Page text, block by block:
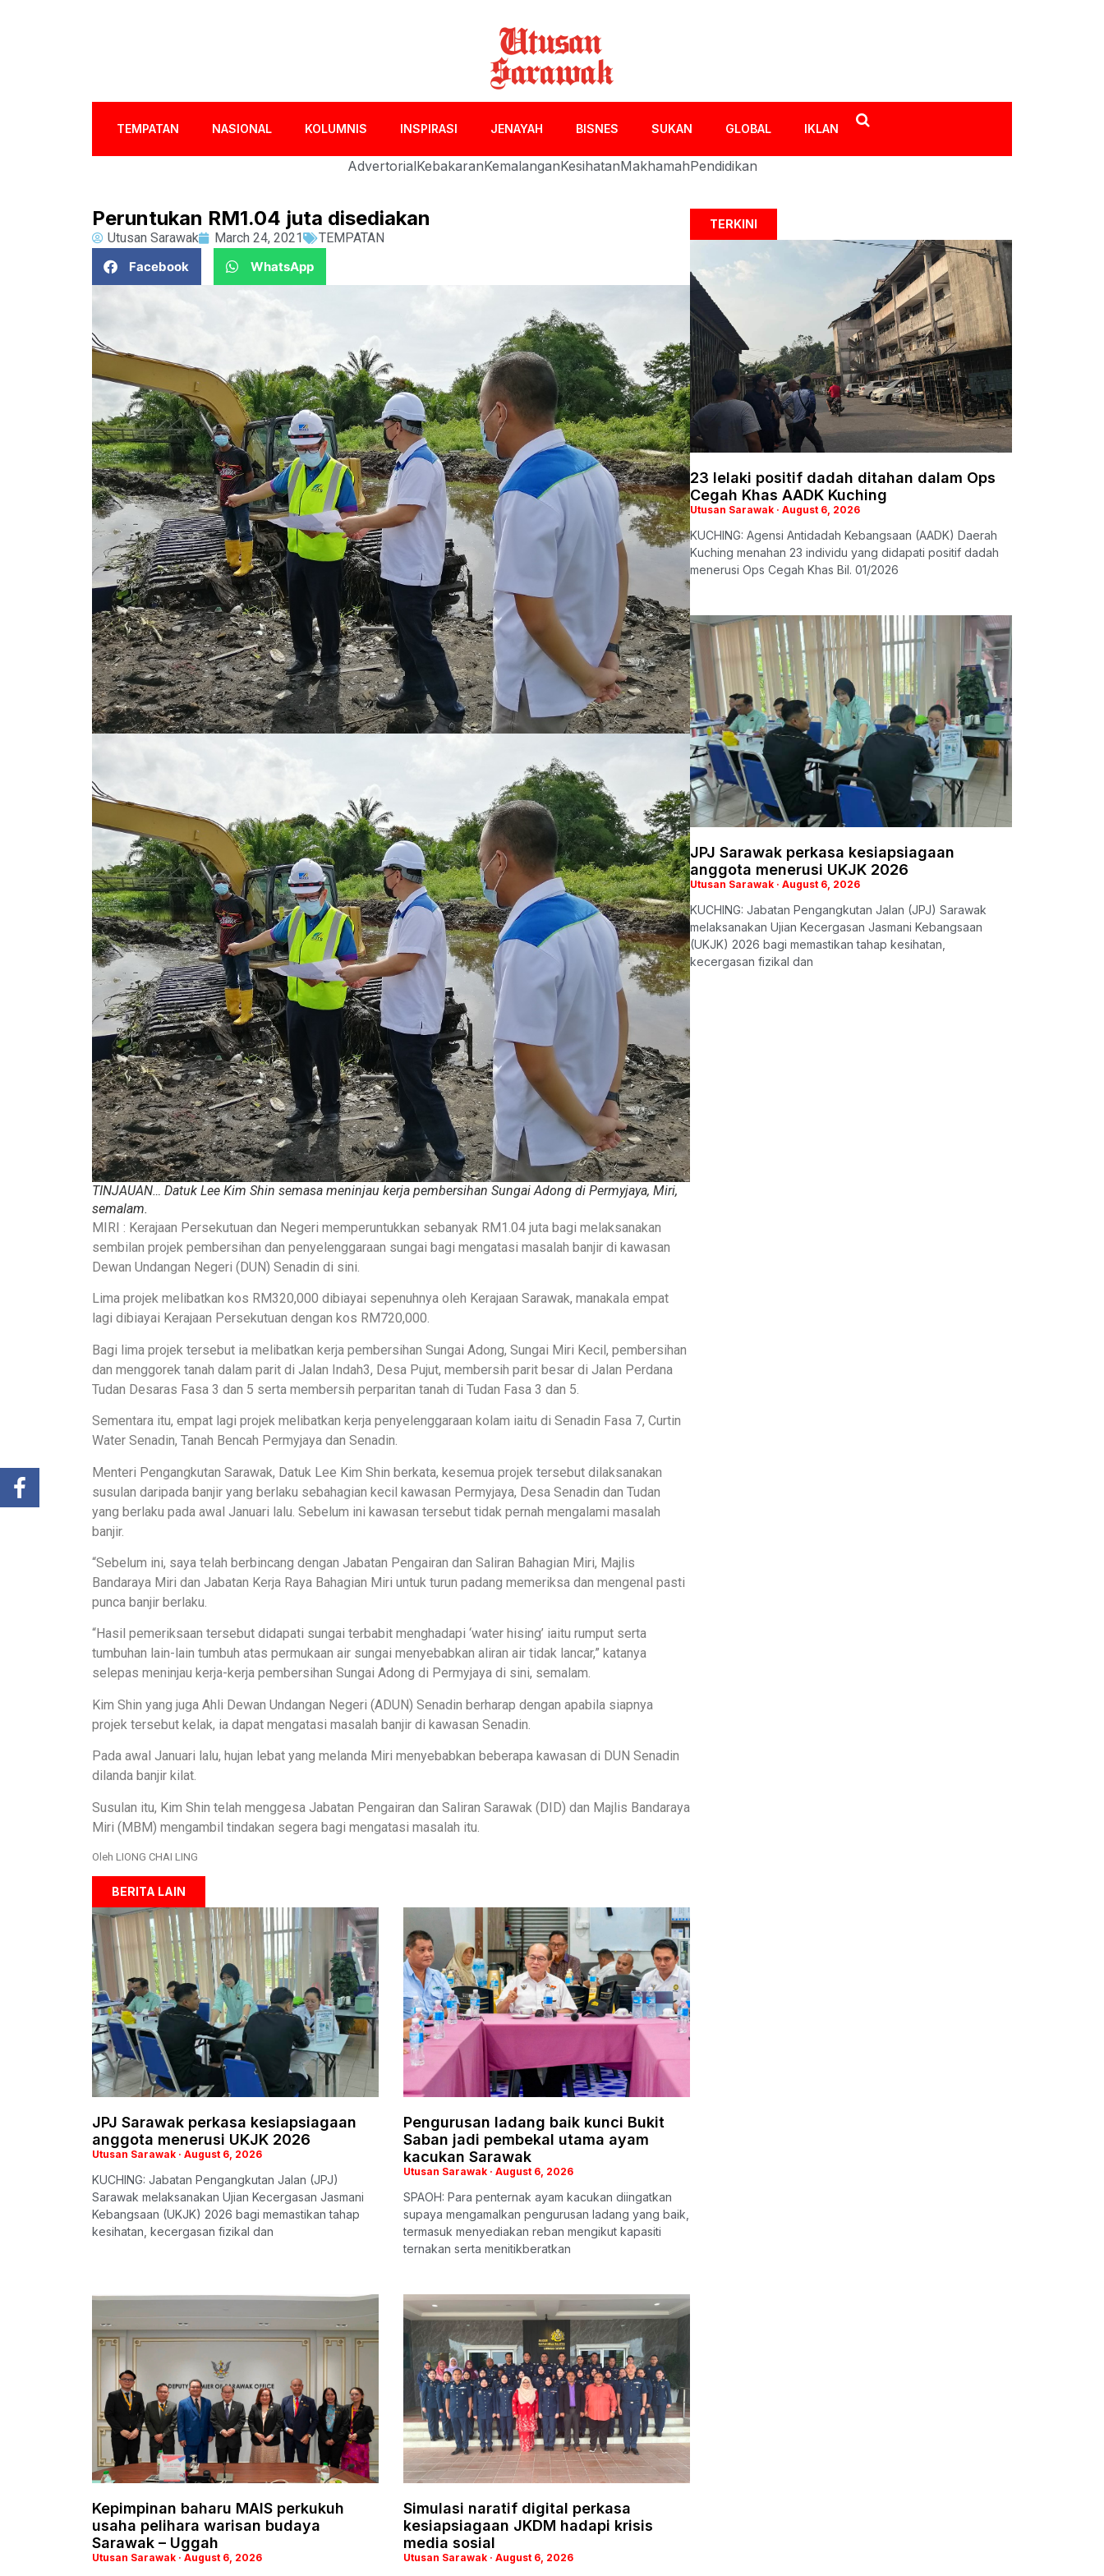
TEMPATAN NASIONAL KOLUMNIS INSPIRASI JENAYAH BISNES SUKAN GLOBAL IKLAN
AdvertorialKebakaranKemalanganKesihatanMakhamahPendidikan
Peruntukan RM1.04 juta disediakan
Utusan Sarawak March 24, 2021
TEMPATAN
Facebook
WhatsApp
TINJAUAN… Datuk Lee Kim Shin semasa meninjau kerja pembersihan Sungai Adong di Permyjaya, Miri,
semalam.
MIRI : Kerajaan Persekutuan dan Negeri memperuntukkan sebanyak RM1.04 juta bagi melaksanakan
sembilan projek pembersihan dan penyelenggaraan sungai bagi mengatasi masalah banjir di kawasan
Dewan Undangan Negeri (DUN) Senadin di sini.
Lima projek melibatkan kos RM320,000 dibiayai sepenuhnya oleh Kerajaan Sarawak, manakala empat
lagi dibiayai Kerajaan Persekutuan dengan kos RM720,000.
Bagi lima projek tersebut ia melibatkan kerja pembersihan Sungai Adong, Sungai Miri Kecil, pembersihan
dan menggorek tanah dalam parit di Jalan Indah3, Desa Pujut, membersih parit besar di Jalan Perdana
Tudan Desaras Fasa 3 dan 5 serta membersih perparitan tanah di Tudan Fasa 3 dan 5.
Sementara itu, empat lagi projek melibatkan kerja penyelenggaraan kolam iaitu di Senadin Fasa 7, Curtin
Water Senadin, Tanah Bencah Permyjaya dan Senadin.
Menteri Pengangkutan Sarawak, Datuk Lee Kim Shin berkata, kesemua projek tersebut dilaksanakan
susulan daripada banjir yang berlaku sebahagian kecil kawasan Permyjaya, Desa Senadin dan Tudan
yang berlaku pada awal Januari lalu. Sebelum ini kawasan tersebut tidak pernah mengalami masalah
banjir.
“Sebelum ini, saya telah berbincang dengan Jabatan Pengairan dan Saliran Bahagian Miri, Majlis
Bandaraya Miri dan Jabatan Kerja Raya Bahagian Miri untuk turun padang memeriksa dan mengenal pasti
punca banjir berlaku.
“Hasil pemeriksaan tersebut didapati sungai terbabit menghadapi ‘water hising’ iaitu rumput serta
tumbuhan lain-lain tumbuh atas permukaan air sungai menyebabkan aliran air tidak lancar,” katanya
selepas meninjau kerja-kerja pembersihan Sungai Adong di Permyjaya di sini, semalam.
Kim Shin yang juga Ahli Dewan Undangan Negeri (ADUN) Senadin berharap dengan apabila siapnya
projek tersebut kelak, ia dapat mengatasi masalah banjir di kawasan Senadin.
Pada awal Januari lalu, hujan lebat yang melanda Miri menyebabkan beberapa kawasan di DUN Senadin
dilanda banjir kilat.
Susulan itu, Kim Shin telah menggesa Jabatan Pengairan dan Saliran Sarawak (DID) dan Majlis Bandaraya
Miri (MBM) mengambil tindakan segera bagi mengatasi masalah itu.
Oleh LIONG CHAI LING
BERITA LAIN
JPJ Sarawak perkasa kesiapsiagaan
anggota menerusi UKJK 2026
Utusan Sarawak August 6, 2026
KUCHING: Jabatan Pengangkutan Jalan (JPJ)
Sarawak melaksanakan Ujian Kecergasan Jasmani
Kebangsaan (UKJK) 2026 bagi memastikan tahap
kesihatan, kecergasan fizikal dan
Pengurusan ladang baik kunci Bukit
Saban jadi pembekal utama ayam
kacukan Sarawak
Utusan Sarawak August 6, 2026
SPAOH: Para penternak ayam kacukan diingatkan
supaya mengamalkan pengurusan ladang yang baik,
termasuk menyediakan reban mengikut kapasiti
ternakan serta menitikberatkan
Kepimpinan baharu MAIS perkukuh
usaha pelihara warisan budaya
Sarawak – Uggah
Utusan Sarawak August 6, 2026
Simulasi naratif digital perkasa
kesiapsiagaan JKDM hadapi krisis
media sosial
Utusan Sarawak August 6, 2026
TERKINI
23 lelaki positif dadah ditahan dalam Ops
Cegah Khas AADK Kuching
Utusan Sarawak August 6, 2026
KUCHING: Agensi Antidadah Kebangsaan (AADK) Daerah
Kuching menahan 23 individu yang didapati positif dadah
menerusi Ops Cegah Khas Bil. 01/2026
JPJ Sarawak perkasa kesiapsiagaan
anggota menerusi UKJK 2026
Utusan Sarawak August 6, 2026
KUCHING: Jabatan Pengangkutan Jalan (JPJ) Sarawak
melaksanakan Ujian Kecergasan Jasmani Kebangsaan
(UKJK) 2026 bagi memastikan tahap kesihatan,
kecergasan fizikal dan